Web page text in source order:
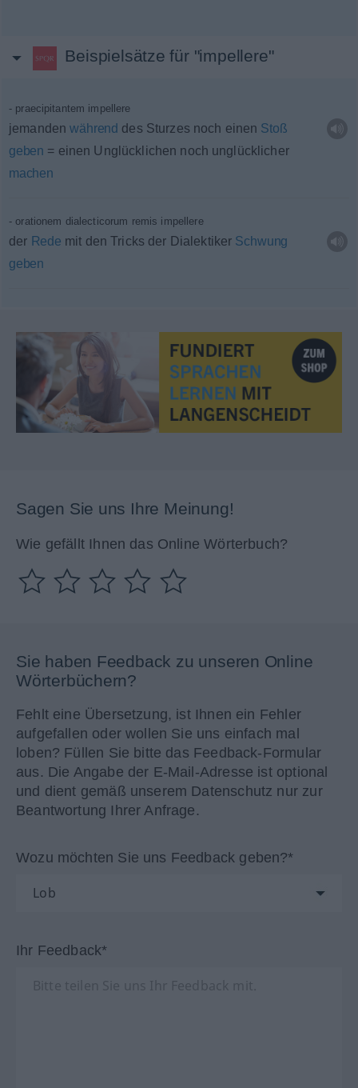
Beispielsätze für "impellere"
praecipitantem impellere
jemandenwährend des Sturzes noch einen Stoß
geben = einen Unglücklichen noch unglücklicher
machen
orationem dialecticorum remis impellere
der Rede mit den Tricks der Dialektiker Schwung
geben
Sagen Sie uns Ihre Meinung!
Wie gefällt Ihnen das Online Wörterbuch?
Sie haben Feedback zu unseren Online
Wörterbüchern?
Fehlt eine Übersetzung, ist Ihnen ein Fehler
aufgefallen oder wollen Sie uns einfach mal
loben? Füllen Sie bitte das Feedback-Formular
aus. Die Angabe der E-Mail-Adresse ist optional
und dient gemäß unserem Datenschutz nur zur
Beantwortung Ihrer Anfrage.
Wozu möchten Sie uns Feedback geben?*
Ihr Feedback*